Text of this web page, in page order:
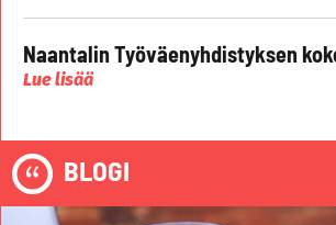
Naantalin Työväenyhdistyksen
Lue lisää
BLOGI